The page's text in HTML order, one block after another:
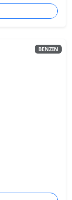
BENZIN